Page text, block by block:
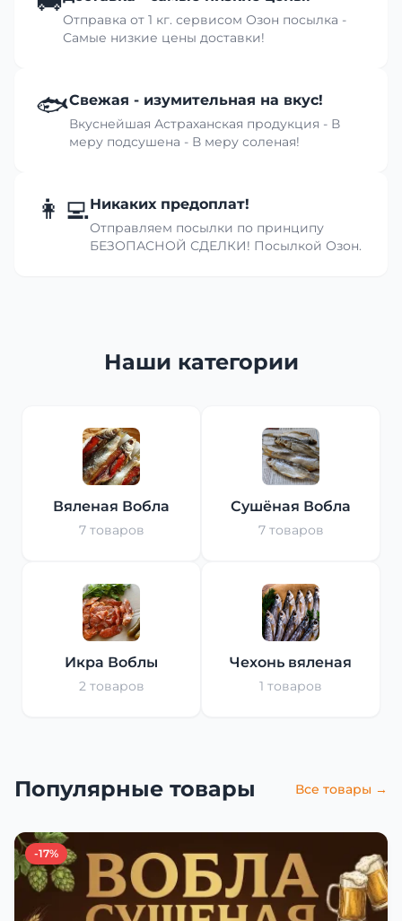
Отправка от 1 кг. сервисом Озон посылка -
Самые низкие цены доставки!
🐟Свежая - изумительная на вкус!
Вкуснейшая Астраханская продукция - В
меру подсушена - В меру соленая!
👩‍💻Никаких предоплат!
Отправляем посылки по принципу
БЕЗОПАСНОЙ СДЕЛКИ! Посылкой Озон.
Наши категории
Вяленая Вобла
7 товаров
Сушёная Вобла
7 товаров
Икра Воблы
2 товаров
Чехонь вяленая
1 товаров
Популярные товары Все товары →
-17%